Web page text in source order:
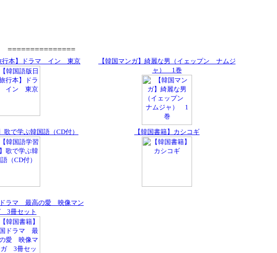
===============
行本】ドラマ イン 東京
【韓国マンガ】綺麗な男（イェップン ナムジ
ャ） 1巻
歌で学ぶ韓国語（CD付） 【韓国書籍】カシコギ
ドラマ 最高の愛 映像マン
3冊セット